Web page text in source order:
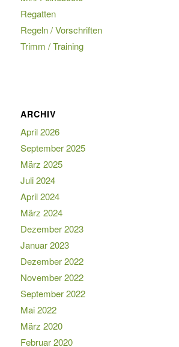
Regatten
Regeln / Vorschriften
Trimm / Training
ARCHIV
April 2026
September 2025
März 2025
Juli 2024
April 2024
März 2024
Dezember 2023
Januar 2023
Dezember 2022
November 2022
September 2022
Mai 2022
März 2020
Februar 2020